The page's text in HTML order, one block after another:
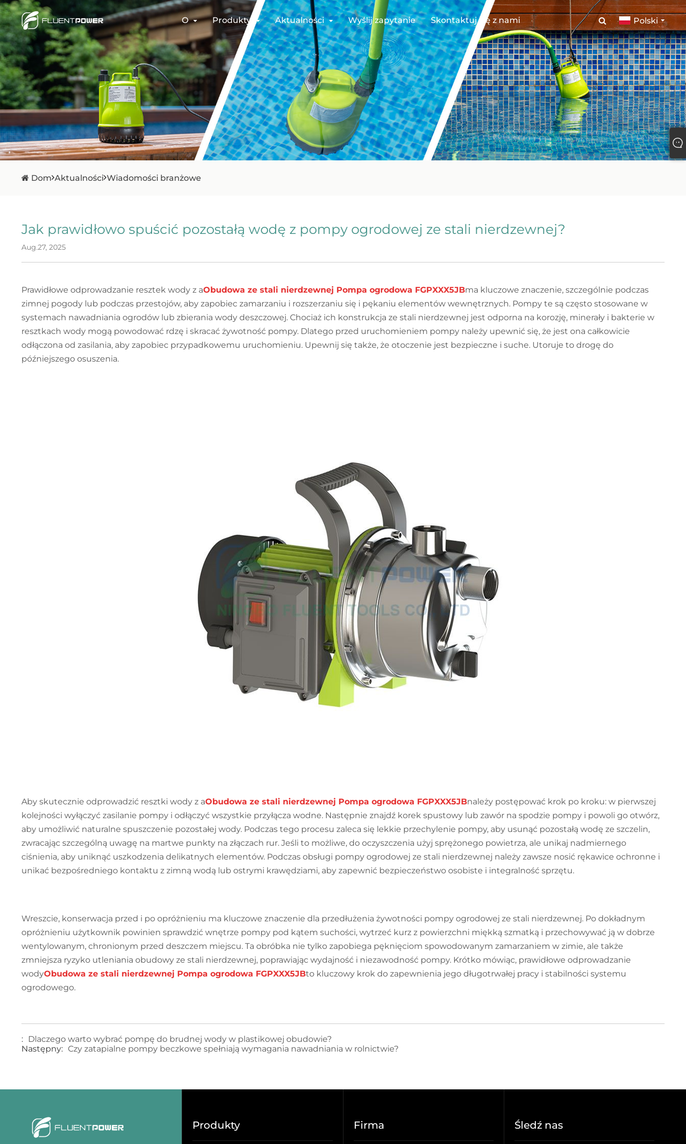
O Produkty Aktualności Wyślij zapytanie Skontaktuj się z nami Polski
Dom Aktualności Wiadomości branżowe
Jak prawidłowo spuścić pozostałą wodę z pompy ogrodowej ze stali nierdzewnej?
Aug.27, 2025
Prawidłowe odprowadzanie resztek wody z aObudowa ze stali nierdzewnej Pompa ogrodowa FGPXXX5JBma kluczowe znaczenie, szczególnie podczas
zimnej pogody lub podczas przestojów, aby zapobiec zamarzaniu i rozszerzaniu się i pękaniu elementów wewnętrznych. Pompy te są często stosowane w
systemach nawadniania ogrodów lub zbierania wody deszczowej. Chociaż ich konstrukcja ze stali nierdzewnej jest odporna na korozję, minerały i bakterie w
resztkach wody mogą powodować rdzę i skracać żywotność pompy. Dlatego przed uruchomieniem pompy należy upewnić się, że jest ona całkowicie
odłączona od zasilania, aby zapobiec przypadkowemu uruchomieniu. Upewnij się także, że otoczenie jest bezpieczne i suche. Utoruje to drogę do
późniejszego osuszenia.
Aby skutecznie odprowadzić resztki wody z aObudowa ze stali nierdzewnej Pompa ogrodowa FGPXXX5JBnależy postępować krok po kroku: w pierwszej
kolejności wyłączyć zasilanie pompy i odłączyć wszystkie przyłącza wodne. Następnie znajdź korek spustowy lub zawór na spodzie pompy i powoli go otwórz,
aby umożliwić naturalne spuszczenie pozostałej wody. Podczas tego procesu zaleca się lekkie przechylenie pompy, aby usunąć pozostałą wodę ze szczelin,
zwracając szczególną uwagę na martwe punkty na złączach rur. Jeśli to możliwe, do oczyszczenia użyj sprężonego powietrza, ale unikaj nadmiernego
ciśnienia, aby uniknąć uszkodzenia delikatnych elementów. Podczas obsługi pompy ogrodowej ze stali nierdzewnej należy zawsze nosić rękawice ochronne i
unikać bezpośredniego kontaktu z zimną wodą lub ostrymi krawędziami, aby zapewnić bezpieczeństwo osobiste i integralność sprzętu.
Wreszcie, konserwacja przed i po opróżnieniu ma kluczowe znaczenie dla przedłużenia żywotności pompy ogrodowej ze stali nierdzewnej. Po dokładnym
opróżnieniu użytkownik powinien sprawdzić wnętrze pompy pod kątem suchości, wytrzeć kurz z powierzchni miękką szmatką i przechowywać ją w dobrze
wentylowanym, chronionym przed deszczem miejscu. Ta obróbka nie tylko zapobiega pęknięciom spowodowanym zamarzaniem w zimie, ale także
zmniejsza ryzyko utleniania obudowy ze stali nierdzewnej, poprawiając wydajność i niezawodność pompy. Krótko mówiąc, prawidłowe odprowadzanie
wodyObudowa ze stali nierdzewnej Pompa ogrodowa FGPXXX5JBto kluczowy krok do zapewnienia jego długotrwałej pracy i stabilności systemu
ogrodowego.
: Dlaczego warto wybrać pompę do brudnej wody w plastikowej obudowie?
Następny: Czy zatapialne pompy beczkowe spełniają wymagania nawadniania w rolnictwie?
Produkty Firma Śledź nas